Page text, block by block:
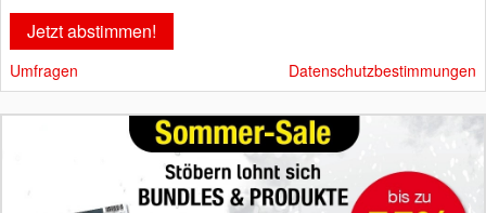
Umfragen Datenschutzbestimmungen